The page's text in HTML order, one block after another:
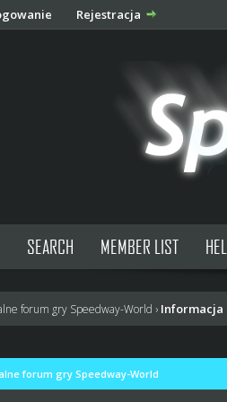
Rejestracja
SEARCH MEMBER LIST
forum gry Speedway-World › Informacja
forum gry Speedway-World